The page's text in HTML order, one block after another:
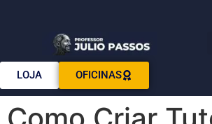
LOJA OFICINAS